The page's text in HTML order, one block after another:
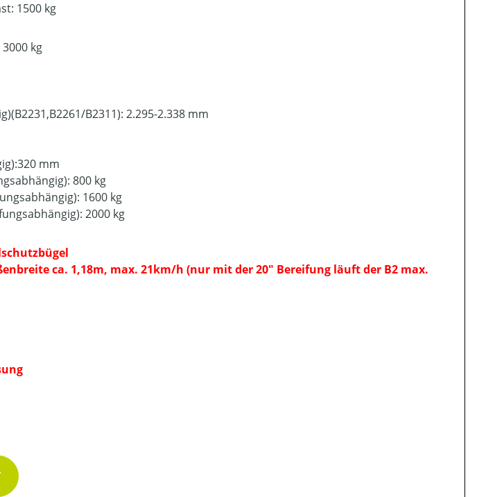
1500 kg
kg
B2311): 2.295-2.338 mm
mm
800 kg
1600 kg
2000 kg
ca. 1,18m, max. 21km/h (nur mit der 20" Bereifung läuft der B2 max.